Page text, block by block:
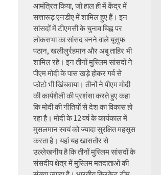
आमंत्रित किया, जो हाल ही में केंद्र में
सत्तारूढ़ एनडीए में शामिल हुए हैं। इन
सांसदों में टीएमसी के चुनाव चिह्न पर
लोकसभा का सांसद बनने वाले यूसुफ
पठान, खलीलुर्रहमान और अबु ताहिर भी
शामिल रहे। इन तीनों मुस्लिम सांसदों ने
पीएम मोदी के पास खड़े होकर गर्व से
फोटो भी खिंचवाया। तीनों ने पीएम मोदी
की कार्यशैली की प्रशंसा करते हुए कहा
कि मोदी की नीतियों से देश का विकास हो
रहा है। मोदी के 12 वर्ष के कार्यकाल में
मुसलमान स्वयं को ज्यादा सुरक्षित महसूस
करता है। यहां यह खासतौर से
उल्लेखनीय है कि तीनों मुस्लिम सांसदों के
संसदीय क्षेत्र में मुस्लिम मतदाताओं की